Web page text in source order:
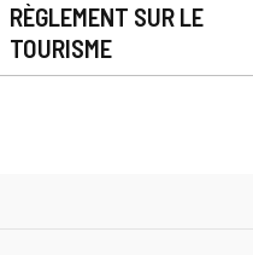
RÈGLEMENT SUR LE
TOURISME